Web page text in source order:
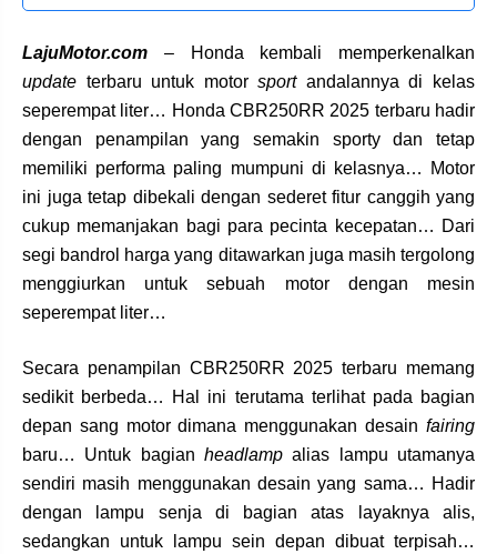
LajuMotor.com – Honda kembali memperkenalkan
update terbaru untuk motorsportandalannya di kelas
seperempat liter… Honda CBR250RR 2025 terbaru hadir
dengan penampilan yang semakin sporty dan tetap
memiliki performa paling mumpuni di kelasnya… Motor
ini juga tetap dibekali dengan sederet fitur canggih yang
cukup memanjakan bagi para pecinta kecepatan… Dari
segi bandrol harga yang ditawarkan juga masih tergolong
menggiurkan untuk sebuah motor dengan mesin
seperempat liter…
Secara penampilan CBR250RR 2025 terbaru memang
sedikit berbeda… Hal ini terutama terlihat pada bagian
depan sang motor dimana menggunakan desain fairing
baru… Untuk bagian headlamp alias lampu utamanya
sendiri masih menggunakan desain yang sama… Hadir
dengan lampu senja di bagian atas layaknya alis,
sedangkan untuk lampu sein depan dibuat terpisah…